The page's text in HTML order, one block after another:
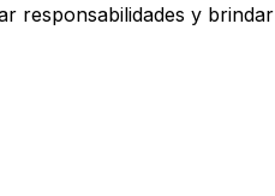
responsabilidades y brindar